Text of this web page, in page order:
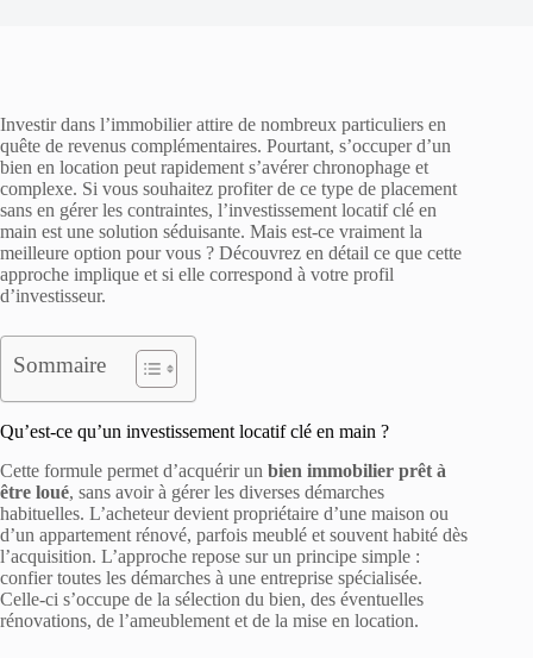
Investir dans l’immobilier attire de nombreux particuliers en
quête de revenus complémentaires. Pourtant, s’occuper d’un
bien en location peut rapidement s’avérer chronophage et
complexe. Si vous souhaitez profiter de ce type de placement
sans en gérer les contraintes, l’investissement locatif clé en
main est une solution séduisante. Mais est-ce vraiment la
meilleure option pour vous ? Découvrez en détail ce que cette
approche implique et si elle correspond à votre profil
d’investisseur.
Sommaire
Qu’est-ce qu’un investissement locatif clé en main ?
Cette formule permet d’acquérir un bien immobilier prêt à
être loué, sans avoir à gérer les diverses démarches
habituelles. L’acheteur devient propriétaire d’une maison ou
d’un appartement rénové, parfois meublé et souvent habité dès
l’acquisition. L’approche repose sur un principe simple :
confier toutes les démarches à une entreprise spécialisée.
Celle-ci s’occupe de la sélection du bien, des éventuelles
rénovations, de l’ameublement et de la mise en location.